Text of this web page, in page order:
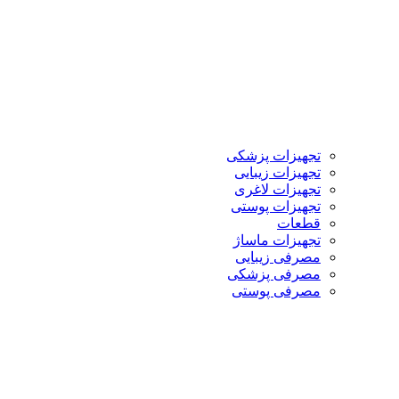
تجهیزات پزشکی
تجهیزات زیبایی
تجهیزات لاغری
تجهیزات پوستی
قطعات
تجهیزات ماساژ
مصرفی زیبایی
مصرفی پزشکی
مصرفی پوستی